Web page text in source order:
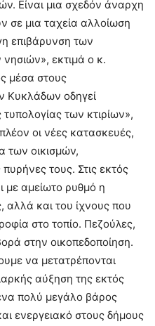
Είναι μια σχεδόν άναρχη
σε μια ταχεία αλλοίωση
επιβάρυνση των
εκτιμά ο κ.
μέσα στους
Κυκλάδων οδηγεί
των κτιρίων»,
οι νέες κατασκευές,
των οικισμών,
τους. Στις εκτός
με αμείωτο ρυθμό η
αλλά και του ίχνους που
στο τοπίο. Πεζούλες,
στην οικοπεδοποίηση.
να μετατρέπονται
αύξηση της εκτός
πολύ μεγάλο βάρος
ενεργειακό στους δήμους